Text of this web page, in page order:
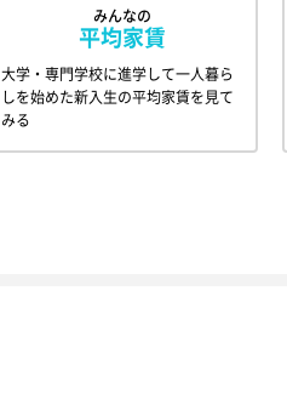
みんなの
平均家賃
大学・専門学校に進学して一人暮ら
しを始めた新入生の平均家賃を見て
みる